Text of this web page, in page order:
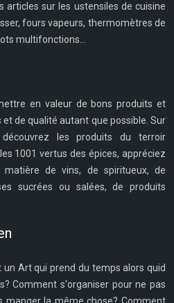
sur les ustensiles de cuisine
fours vapeurs, thermomètres de
multifonctions...
en valeur de bons produits et
de qualité autant que possible. Sur
découvrez les produits du terroir
1001 vertus des épices, appréciez
de vins, de spiritueux, de
sucrées ou salées, de produits
un Art qui prend du temps alors quid
Comment s'organiser pour ne pas